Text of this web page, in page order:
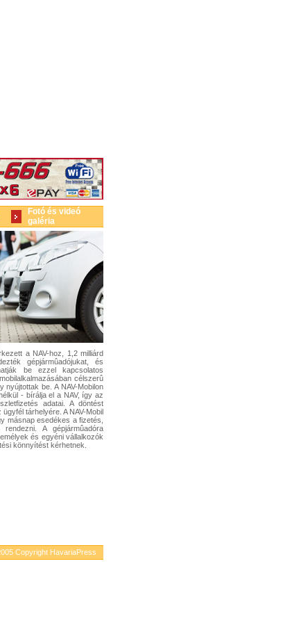
Fotó és videó
galéria
a NAV-hoz, 1,2 milliárd
gépjármûadójukat, és
be ezzel kapcsolatos
célszerû
be. A NAV-Mobilon
- bírálja el a NAV, így az
adatai. A döntést
tárhelyére. A NAV-Mobil
másnap esedékes a fizetés,
A gépjármûadóra
és egyéni vállalkozók
könnyítést kérhetnek.
Copyright HavariaPress